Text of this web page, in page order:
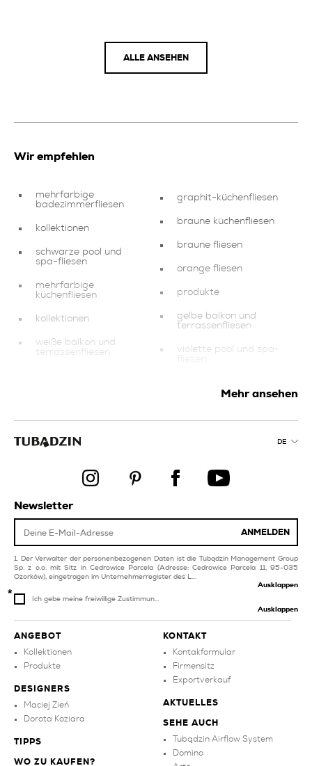
ALLE ANSEHEN
Wir empfehlen
mehrfarbige
badezimmerfliesen
kollektionen
schwarze pool und
spa-fliesen
mehrfarbige
küchenfliesen
kollektionen
weiße balkon und
terrassenfliesen
schlafzimmer produkte
weiße
kollektionen
kupfer fliesen für wohn
und schlafzimmer
silberne fliesen für
wohn und schlafzimmer
graphit-küchenfliesen
braune küchenfliesen
braune fliesen
orange fliesen
produkte
gelbe balkon und
terrassenfliesen
violette pool und spa-
terrassenfliesen
braune pool und spa-
und schlafzimmer
Mehr ansehen
DE
ANGEBOT
Kollektionen
Produkte
DESIGNERS
Maciej Zień
Dorota Koziara
TIPPS
WO ZU KAUFEN?
KONTAKT
Kontakformular
Firmensitz
Exportverkauf
AKTUELLES
SEHE AUCH
Tubądzin Airflow System
Domino
Newsletter
ANMELDEN
Der Verwalter der personenbezogenen Daten ist die Tubądzin Management Group
Sp. z o.o. mit Sitz in Cedrowice Parcela (Adresse: Cedrowice Parcela 11, 95-035
Ozorków), eingetragen im Unternehmerregister des L...
Ausklappen
Ich gebe meine freiwillige Zustimmun...
Ausklappen